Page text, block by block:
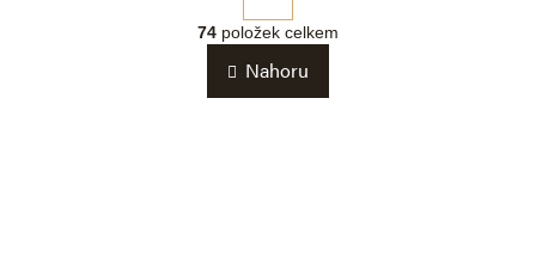
v
l
á
d
á
n
k
o
74 položek celkem
Nahoru